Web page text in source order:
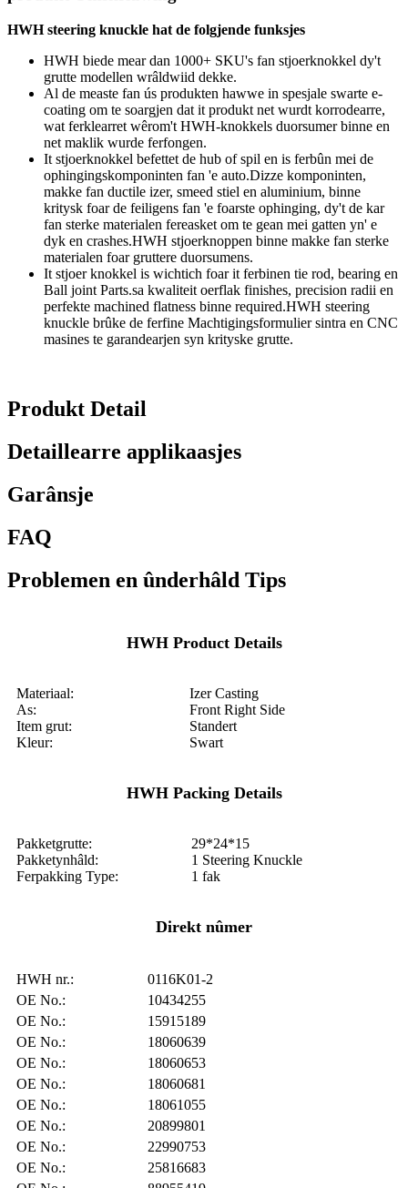
HWH steering knuckle hat de folgjende funksjes
HWH biede mear dan 1000+ SKU's fan stjoerknokkel dy't
grutte modellen wrâldwiid dekke.
Al de measte fan ús produkten hawwe in spesjale swarte e-
coating om te soargjen dat it produkt net wurdt korrodearre,
wat ferklearret wêrom't HWH-knokkels duorsumer binne en
net maklik wurde ferfongen.
It stjoerknokkel befettet de hub of spil en is ferbûn mei de
ophingingskomponinten fan 'e auto.Dizze komponinten,
makke fan ductile izer, smeed stiel en aluminium, binne
kritysk foar de feiligens fan 'e foarste ophinging, dy't de kar
fan sterke materialen fereasket om te gean mei gatten yn' e
dyk en crashes.HWH stjoerknoppen binne makke fan sterke
materialen foar gruttere duorsumens.
It stjoer knokkel is wichtich foar it ferbinen tie rod, bearing en
Ball joint Parts.sa kwaliteit oerflak finishes, precision radii en
perfekte machined flatness binne required.HWH steering
knuckle brûke de ferfine Machtigingsformulier sintra en CNC
masines te garandearjen syn krityske grutte.
Produkt Detail
Detaillearre applikaasjes
Garânsje
FAQ
Problemen en ûnderhâld Tips
HWH Product Details
Materiaal:
Izer Casting
As:
Front Right Side
Item grut:
Standert
Kleur:
Swart
HWH Packing Details
Pakketgrutte:
29*24*15
Pakketynhâld:
1 Steering Knuckle
Ferpakking Type:
1 fak
Direkt nûmer
HWH nr.:
0116K01-2
OE No.:
10434255
OE No.:
15915189
OE No.:
18060639
OE No.:
18060653
OE No.:
18060681
OE No.:
18061055
OE No.:
20899801
OE No.:
22990753
OE No.:
25816683